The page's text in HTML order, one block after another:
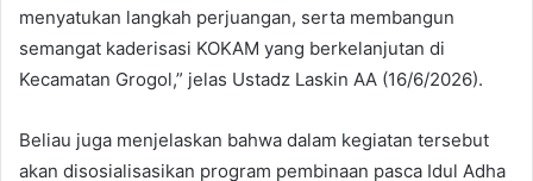
menyatukan langkah perjuangan, serta membangun
semangat kaderisasi KOKAM yang berkelanjutan di
Kecamatan Grogol,” jelas Ustadz Laskin AA (16/6/2026).
Beliau juga menjelaskan bahwa dalam kegiatan tersebut
akan disosialisasikan program pembinaan pasca Idul Adha